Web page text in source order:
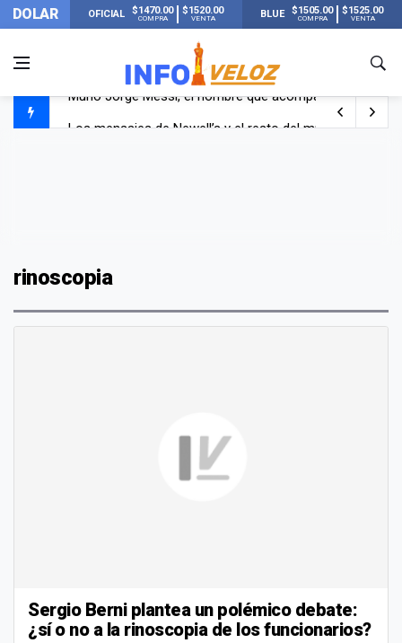
DOLAR OFICIAL $1470.00
COMPRA
$1520.00
VENTA BLUE $1505.00
COMPRA
$1525.00
VENTA
Murió Jorge Messi, el hombre que acompañó a Lionel
Los mensajes de Newell’s y el resto del mundo del
rinoscopia
Sergio Berni plantea un polémico debate:
¿sí o no a la rinoscopia de los funcionarios?